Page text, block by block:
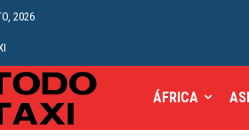
2026
ÁFRICA